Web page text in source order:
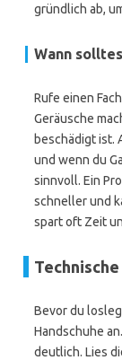
gründlich ab,
Wann
Rufe einen
Geräusche
beschädigt ist.
und wenn du
sinnvoll. Ein
schneller und
spart oft Zeit
Bevor du
Handschuhe
deutlich. Lies